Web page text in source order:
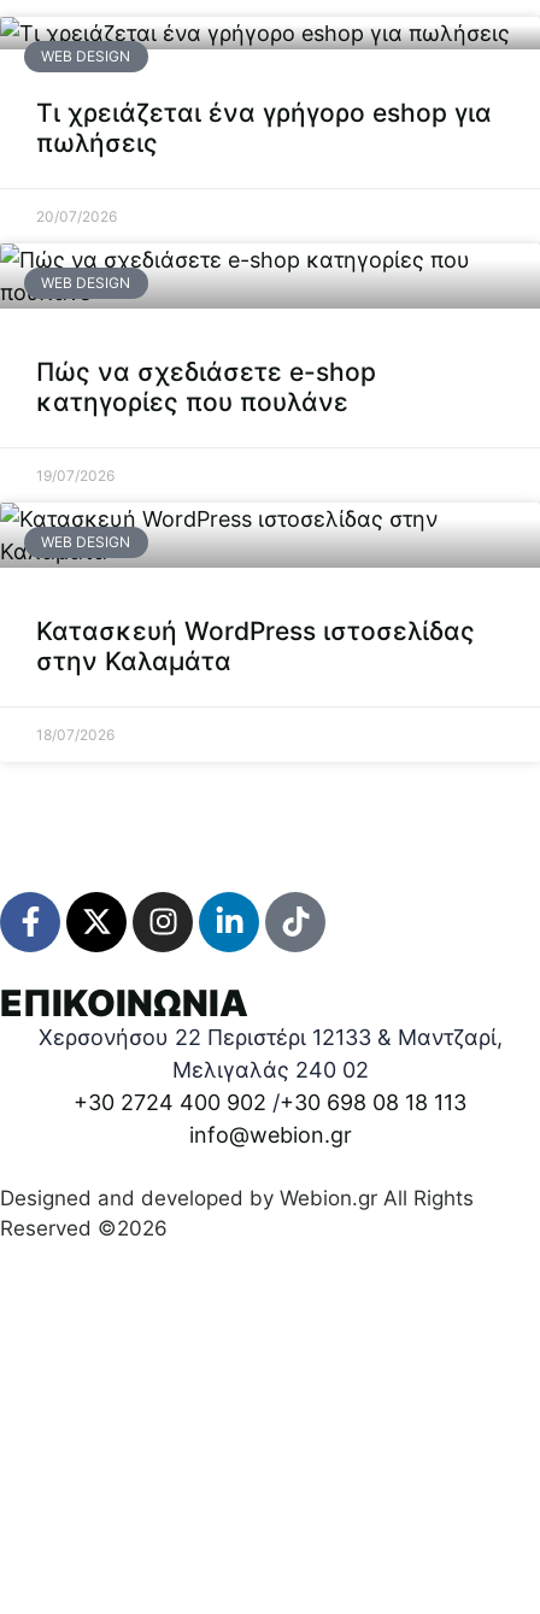
WEB DESIGN
Τι χρειάζεται ένα γρήγορο eshop για
πωλήσεις
20/07/2026
WEB DESIGN
Πώς να σχεδιάσετε e-shop
κατηγορίες που πουλάνε
19/07/2026
WEB DESIGN
Κατασκευή WordPress ιστοσελίδας
στην Καλαμάτα
18/07/2026
ΕΠΙΚΟΙΝΩΝΙΑ
Χερσονήσου 22 Περιστέρι 12133 & Μαντζαρί,
Μελιγαλάς 240 02
+30 2724 400 902 /+30 698 08 18 113
info@webion.gr
Designed and developed by Webion.gr All Rights
Reserved ©2026